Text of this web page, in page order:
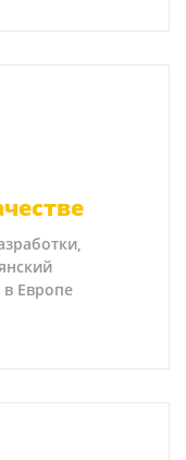
Европе